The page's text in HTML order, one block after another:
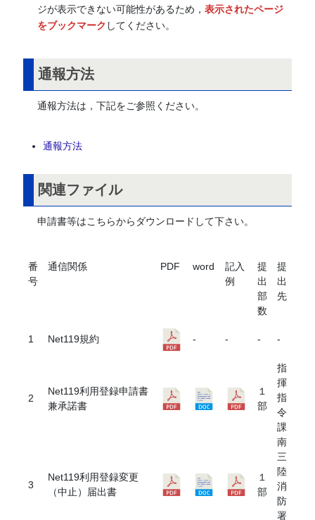
ジが表示できない可能性があるため， 表示されたページ
をブックマーク してください。
通報方法
通報方法は，下記をご参照ください。
通報方法
関連ファイル
申請書等はこちらからダウンロードして下さい。
番
号
通信関係 PDF word
記入
例
提
出
部
数
提
出
先
1 Net119規約 - - - -
2
Net119利用登録申請書
兼承諾書
１
部
指
揮
指
令
課
南
三
陸
消
防
署
3
Net119利用登録変更
（中止）届出書
１
部